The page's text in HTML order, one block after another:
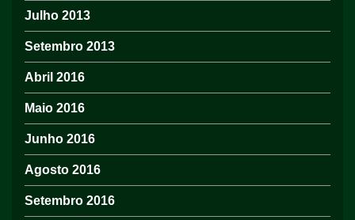
Julho 2013
Setembro 2013
Abril 2016
Maio 2016
Junho 2016
Agosto 2016
Setembro 2016